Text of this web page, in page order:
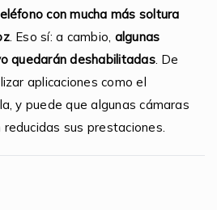
con mucha más soltura
. Eso sí: a cambio, algunas
quedarán deshabilitadas. De
aplicaciones como el
y puede que algunas cámaras
sus prestaciones.